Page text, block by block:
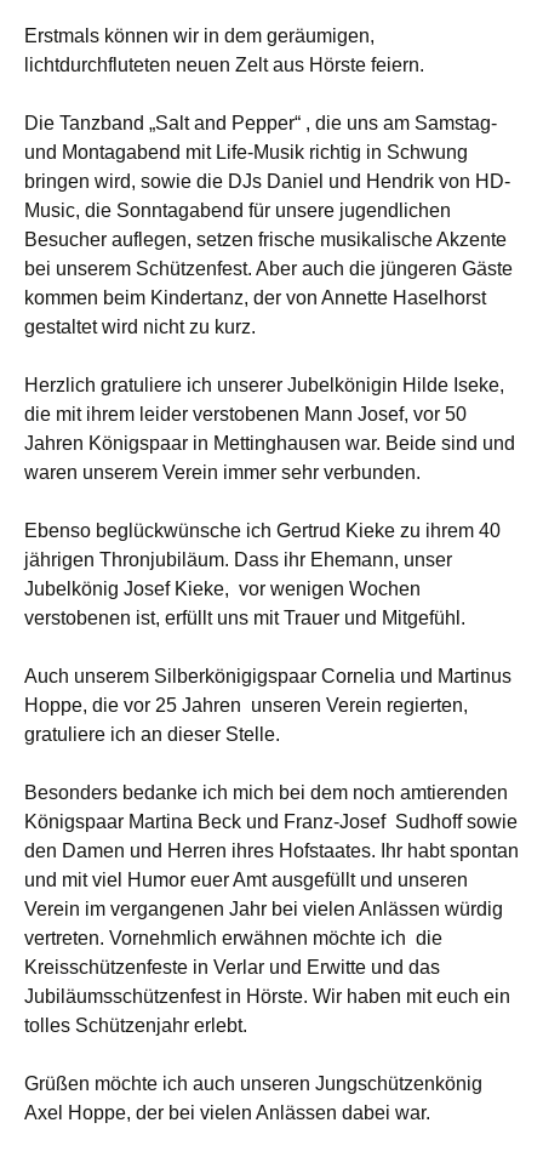
Erstmals können wir in dem geräumigen,
lichtdurchfluteten neuen Zelt aus Hörste feiern.
Die Tanzband „Salt and Pepper“ , die uns am Samstag-
und Montagabend mit Life-Musik richtig in Schwung
bringen wird, sowie die DJs Daniel und Hendrik von HD-
Music, die Sonntagabend für unsere jugendlichen
Besucher auflegen, setzen frische musikalische Akzente
bei unserem Schützenfest. Aber auch die jüngeren Gäste
kommen beim Kindertanz, der von Annette Haselhorst
gestaltet wird nicht zu kurz.
Herzlich gratuliere ich unserer Jubelkönigin Hilde Iseke,
die mit ihrem leider verstobenen Mann Josef, vor 50
Jahren Königspaar in Mettinghausen war. Beide sind und
waren unserem Verein immer sehr verbunden.
Ebenso beglückwünsche ich Gertrud Kieke zu ihrem 40
jährigen Thronjubiläum. Dass ihr Ehemann, unser
Jubelkönig Josef Kieke, vor wenigen Wochen
verstobenen ist, erfüllt uns mit Trauer und Mitgefühl.
Auch unserem Silberkönigigspaar Cornelia und Martinus
Hoppe, die vor 25 Jahren unseren Verein regierten,
gratuliere ich an dieser Stelle.
Besonders bedanke ich mich bei dem noch amtierenden
Königspaar Martina Beck und Franz-Josef Sudhoff sowie
den Damen und Herren ihres Hofstaates. Ihr habt spontan
und mit viel Humor euer Amt ausgefüllt und unseren
Verein im vergangenen Jahr bei vielen Anlässen würdig
vertreten. Vornehmlich erwähnen möchte ich die
Kreisschützenfeste in Verlar und Erwitte und das
Jubiläumsschützenfest in Hörste. Wir haben mit euch ein
tolles Schützenjahr erlebt.
Grüßen möchte ich auch unseren Jungschützenkönig
Axel Hoppe, der bei vielen Anlässen dabei war.